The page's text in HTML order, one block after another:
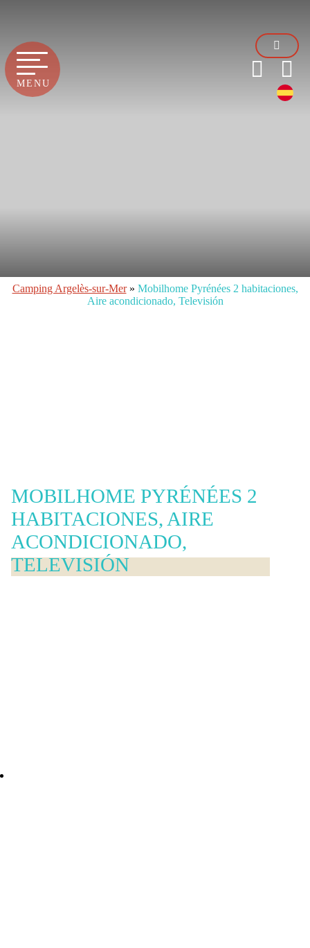
MENU
Camping Argelès-sur-Mer» Mobilhome Pyrénées 2 habitaciones,
Aire acondicionado, Televisión
MOBILHOME PYRÉNÉES 2
HABITACIONES, AIRE
ACONDICIONADO,
TELEVISIÓN